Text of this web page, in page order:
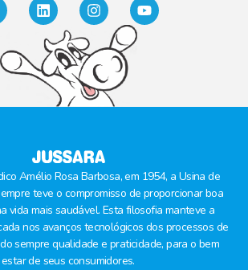
Amélio Rosa Barbosa, em 1954, a Usina de
teve o compromisso de proporcionar boa
vida mais saudável. Esta filosofia manteve a
nos avanços tecnológicos dos processos de
sempre qualidade e praticidade, para o bem
estar de seus consumidores.